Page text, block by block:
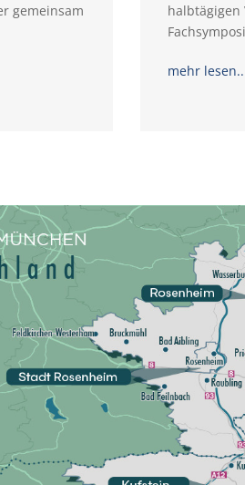
gemeinsam
halbtägigen
mehr